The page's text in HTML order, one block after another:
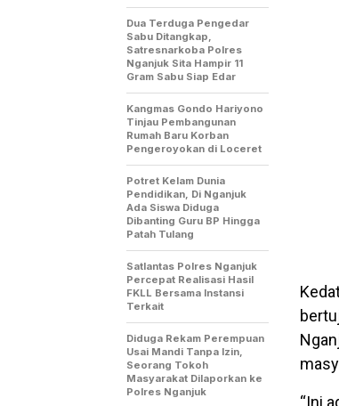
“Ini
Dua Terduga Pengedar
Sabu Ditangkap,
Satresnarkoba Polres
Nganjuk Sita Hampir 11
Gram Sabu Siap Edar
Kangmas Gondo Hariyono
Tinjau Pembangunan
Rumah Baru Korban
Pengeroyokan di Loceret
Potret Kelam Dunia
Pendidikan, Di Nganjuk
Ada Siswa Diduga
Dibanting Guru BP Hingga
Patah Tulang
Satlantas Polres Nganjuk
Percepat Realisasi Hasil
FKLL Bersama Instansi
Terkait
Diduga Rekam Perempuan
Usai Mandi Tanpa Izin,
Seorang Tokoh
Masyarakat Dilaporkan ke
Polres Nganjuk